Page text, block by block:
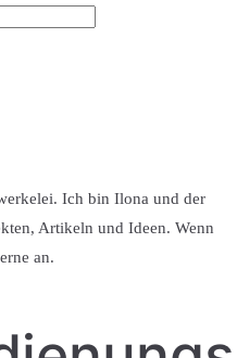
Ich bin Ilona und der
Artikeln und Ideen. Wenn
an.